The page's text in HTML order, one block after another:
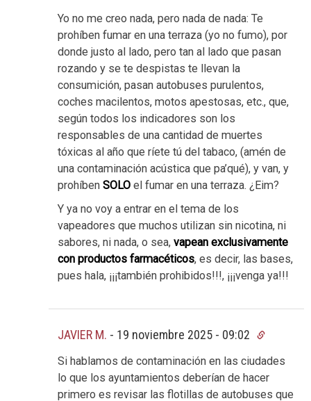
Yo no me creo nada, pero nada de nada: Te
prohíben fumar en una terraza (yo no fumo), por
donde justo al lado, pero tan al lado que pasan
rozando y se te despistas te llevan la
consumición, pasan autobuses purulentos,
coches macilentos, motos apestosas, etc., que,
según todos los indicadores son los
responsables de una cantidad de muertes
tóxicas al año que ríete tú del tabaco, (amén de
una contaminación acústica que pa’qué), y van, y
prohíben SOLO el fumar en una terraza. ¿Eim?
Y ya no voy a entrar en el tema de los
vapeadores que muchos utilizan sin nicotina, ni
sabores, ni nada, o sea, vapean exclusivamente
con productos farmacéticos, es decir, las bases,
pues hala, ¡¡¡también prohibidos!!!, ¡¡¡venga ya!!!
JAVIER M. - 19 noviembre 2025 - 09:02
Si hablamos de contaminación en las ciudades
lo que los ayuntamientos deberían de hacer
primero es revisar las flotillas de autobuses que